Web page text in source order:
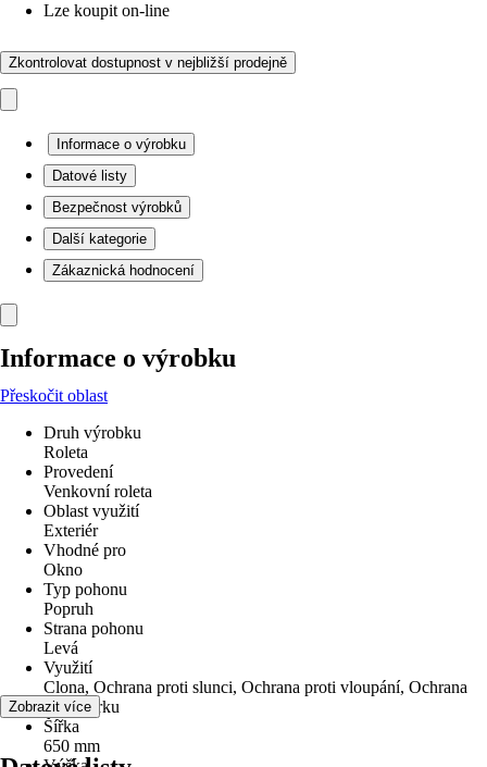
Lze koupit on-line
Zkontrolovat dostupnost v nejbližší prodejně
Informace o výrobku
Datové listy
Bezpečnost výrobků
Další kategorie
Zákaznická hodnocení
Informace o výrobku
Přeskočit oblast
Druh výrobku
Roleta
Provedení
Venkovní roleta
Oblast využití
Exteriér
Vhodné pro
Okno
Typ pohonu
Popruh
Strana pohonu
Levá
Využití
Clona, Ochrana proti slunci, Ochrana proti vloupání, Ochrana
proti horku
Šířka
650 mm
Zobrazit více